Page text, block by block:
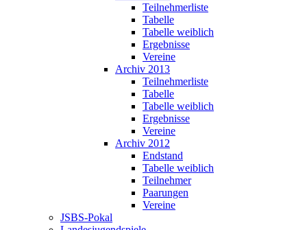
Teilnehmerliste
Tabelle
Tabelle weiblich
Ergebnisse
Vereine
Archiv 2013
Teilnehmerliste
Tabelle
Tabelle weiblich
Ergebnisse
Vereine
Archiv 2012
Endstand
Tabelle weiblich
Teilnehmer
Paarungen
Vereine
JSBS-Pokal